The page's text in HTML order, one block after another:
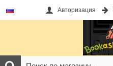
Авторизация